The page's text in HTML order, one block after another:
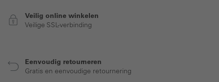
Veilig online winkelen
Veilige SSL-verbinding
Eenvoudig retourneren
Gratis en eenvoudige retournering